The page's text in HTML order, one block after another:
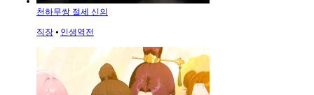
천하무쌍 절세 신의
직장 ⦁ 인생역전